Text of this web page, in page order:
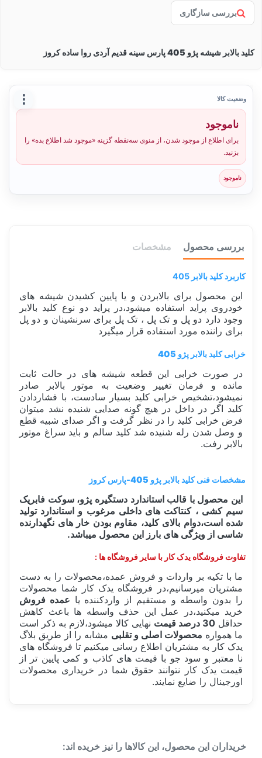
بررسی سازگاری
کلید بالابر شیشه پژو 405 پارس سینه قدیم آردی روا ساده کروز
⋮ وضعیت کالا
ناموجود
برای اطلاع از موجود شدن، از منوی سه‌نقطه گزینه «موجود شد اطلاع بده» را
بزنید.
ناموجود
بررسی محصول مشخصات
کاربرد کلید بالابر 405
این محصول برای بالابردن و یا پایین کشیدن شیشه های
خودروی پراید استفاده میشود،در پراید دو نوع کلید بالابر
وجود دارد دو پل و تک پل ، تک پل برای سرنشینان و دو پل
برای راننده مورد استفاده قرار میگیرد
خرابی کلید بالابر پژو 405
در صورت خرابی این قطعه شیشه های در حالت ثابت
مانده و فرمان تغییر وضعیت به موتور بالابر صادر
نمیشود،تشخیص خرابی کلید بسیار سادست، با فشاردادن
کلید اگر در داخل در هیچ گونه صدایی شنیده نشد میتوان
فرض خرابی کلید را در نظر گرفت و اگر صدای شبیه قطع
و وصل شدن رله شنیده شد کلید سالم و باید سراغ موتور
بالابر رفت.
مشخصات فنی کلید بالابر پژو 405-پارس کروز
این محصول با قالب استاندارد دستگیره پژو، سوکت فابریک
سیم کشی ، کنتاکت های داخلی مرغوب و استاندارد تولید
شده است،دوام بالای کلید، مقاوم بودن خار های نگهدارنده
شاسی از ویژگی های بارز این محصول میباشد.
تفاوت فروشگاه یدک کار با سایر فروشگاه ها :
ما با تکیه بر واردات و فروش عمده،محصولات را به دست
مشتریان میرسانیم،در فروشگاه یدک کار شما محصولات
را بدون واسطه و مستقیم از واردکننده یا عمده فروش
خرید میکنید،در عمل این حذف واسطه ها باعث کاهش
حداقل 30 درصد قیمت
نهایی کالا میشود،لازم به ذکر است
ما همواره محصولات اصلی و تقلبی مشابه را از طریق بلاگ
یدک کار به مشتریان اطلاع رسانی میکنیم تا فروشگاه های
نا معتبر و سود جو با قیمت های کاذب و کمی پایین تر از
قیمت یدک کار نتوانند حقوق شما در خریداری محصولات
اورجینال را ضایع نمایند.
دسته بندی برق خودرو
خریداران این محصول، این کالاها را نیز خریده اند: